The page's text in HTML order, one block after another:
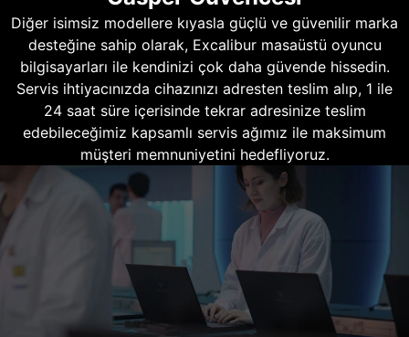
Diğer isimsiz modellere kıyasla güçlü ve güvenilir marka
desteğine sahip olarak, Excalibur masaüstü oyuncu
bilgisayarları ile kendinizi çok daha güvende hissedin.
Servis ihtiyacınızda cihazınızı adresten teslim alıp, 1 ile
24 saat süre içerisinde tekrar adresinize teslim
edebileceğimiz kapsamlı servis ağımız ile maksimum
müşteri memnuniyetini hedefliyoruz.